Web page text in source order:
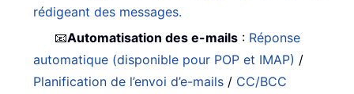
rédigeant des messages.
📧Automatisation des e-mails : Réponse
automatique (disponible pour POP et IMAP) /
Planification de l’envoi d’e-mails / CC/BCC